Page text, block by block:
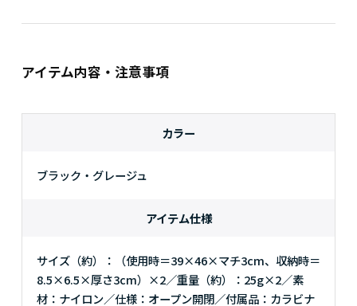
アイテム内容・注意事項
カラー
ブラック・グレージュ
アイテム仕様
サイズ（約）：（使用時＝39×46×マチ3cm、収納時＝
8.5×6.5×厚さ3cm）×2／重量（約）：25g×2／素
材：ナイロン／仕様：オープン開閉／付属品：カラビナ